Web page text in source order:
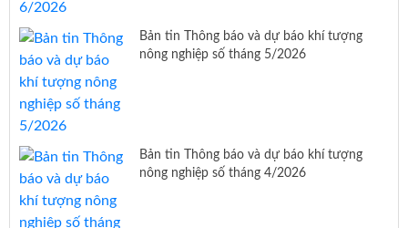
Bản tin Thông báo và dự báo khí tượng
nông nghiệp số tháng 5/2026
Bản tin Thông báo và dự báo khí tượng
nông nghiệp số tháng 4/2026